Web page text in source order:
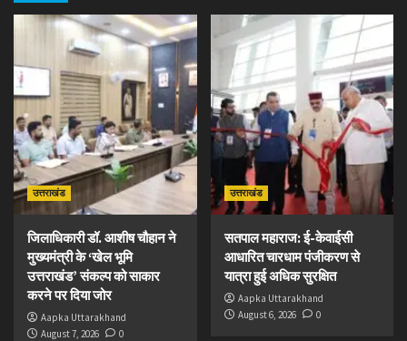
उत्तराखंड
जिलाधिकारी डॉ. आशीष चौहान ने
मुख्यमंत्री के ‘खेल भूमि
उत्तराखंड’ संकल्प को साकार
करने पर दिया जोर
Aapka Uttarakhand
August 7, 2026
0
उत्तराखंड
सतपाल महाराज: ई-केवाईसी
आधारित चारधाम पंजीकरण से
यात्रा हुई अधिक सुरक्षित
Aapka Uttarakhand
August 6, 2026
0